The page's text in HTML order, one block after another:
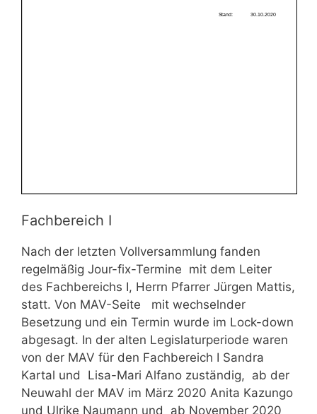
Fachbereich I
Nach der letzten Vollversammlung fanden
regelmäßig Jour-fix-Termine mit dem Leiter
des Fachbereichs I, Herrn Pfarrer Jürgen Mattis,
statt. Von MAV-Seite mit wechselnder
Besetzung und ein Termin wurde im Lock-down
abgesagt. In der alten Legislaturperiode waren
von der MAV für den Fachbereich I Sandra
Kartal und Lisa-Mari Alfano zuständig, ab der
Neuwahl der MAV im März 2020 Anita Kazungo
und Ulrike Naumann und ab November 2020